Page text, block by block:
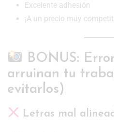
Excelente adhesión
¡A un precio muy
BONUS:
arruinan tu
evitarlos)
Letras mal